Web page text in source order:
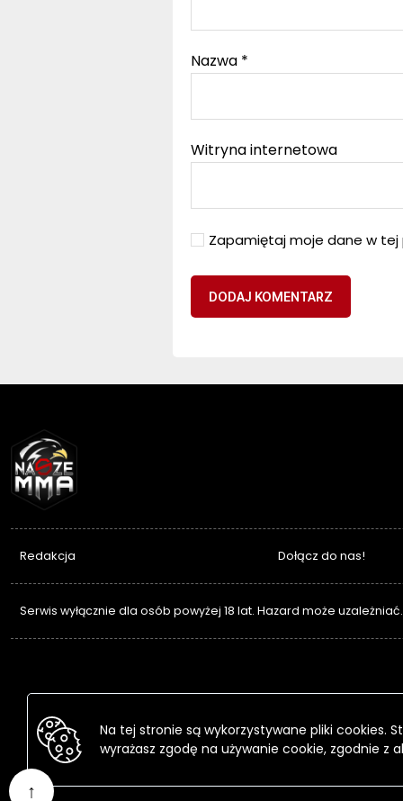
Przejdź
Nazwa *
Witryna internetowa
Zapamiętaj moje dane w
↑
Redakcja Dołącz do nas!
Serwis wyłącznie dla osób powyżej 18 lat. Hazard może
Na tej stronie są wykorzystywane pliki cookies.
wyrażasz zgodę na używanie cookie, zgodnie